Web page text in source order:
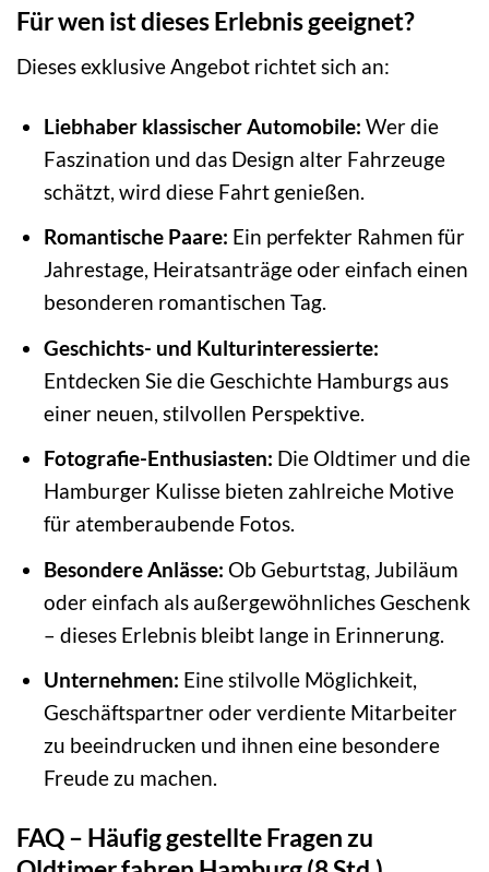
Für wen ist dieses Erlebnis geeignet?
Dieses exklusive Angebot richtet sich an:
Liebhaber klassischer Automobile: Wer die
Faszination und das Design alter Fahrzeuge
schätzt, wird diese Fahrt genießen.
Romantische Paare: Ein perfekter Rahmen für
Jahrestage, Heiratsanträge oder einfach einen
besonderen romantischen Tag.
Geschichts- und Kulturinteressierte:
Entdecken Sie die Geschichte Hamburgs aus
einer neuen, stilvollen Perspektive.
Fotografie-Enthusiasten: Die Oldtimer und die
Hamburger Kulisse bieten zahlreiche Motive
für atemberaubende Fotos.
Besondere Anlässe: Ob Geburtstag, Jubiläum
oder einfach als außergewöhnliches Geschenk
– dieses Erlebnis bleibt lange in Erinnerung.
Unternehmen: Eine stilvolle Möglichkeit,
Geschäftspartner oder verdiente Mitarbeiter
zu beeindrucken und ihnen eine besondere
Freude zu machen.
FAQ – Häufig gestellte Fragen zu